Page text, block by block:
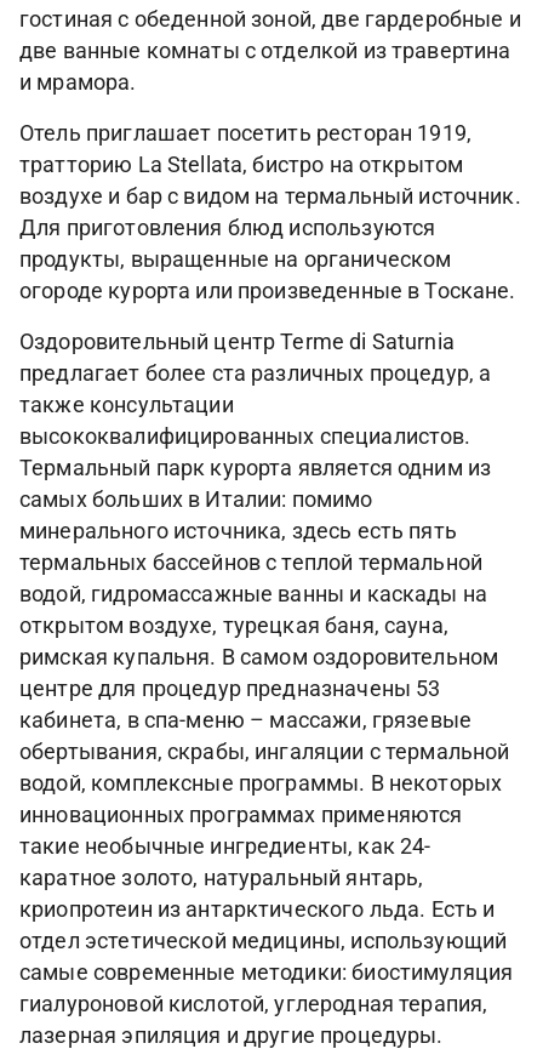
гостиная с обеденной зоной, две гардеробные и
две ванные комнаты с отделкой из травертина
и мрамора.
Отель приглашает посетить ресторан 1919,
тратторию La Stellata, бистро на открытом
воздухе и бар с видом на термальный источник.
Для приготовления блюд используются
продукты, выращенные на органическом
огороде курорта или произведенные в Тоскане.
Оздоровительный центр Terme di Saturnia
предлагает более ста различных процедур, а
также консультации
высококвалифицированных специалистов.
Термальный парк курорта является одним из
самых больших в Италии: помимо
минерального источника, здесь есть пять
термальных бассейнов с теплой термальной
водой, гидромассажные ванны и каскады на
открытом воздухе, турецкая баня, сауна,
римская купальня. В самом оздоровительном
центре для процедур предназначены 53
кабинета, в спа-меню – массажи, грязевые
обертывания, скрабы, ингаляции с термальной
водой, комплексные программы. В некоторых
инновационных программах применяются
такие необычные ингредиенты, как 24-
каратное золото, натуральный янтарь,
криопротеин из антарктического льда. Есть и
отдел эстетической медицины, использующий
самые современные методики: биостимуляция
гиалуроновой кислотой, углеродная терапия,
лазерная эпиляция и другие процедуры.